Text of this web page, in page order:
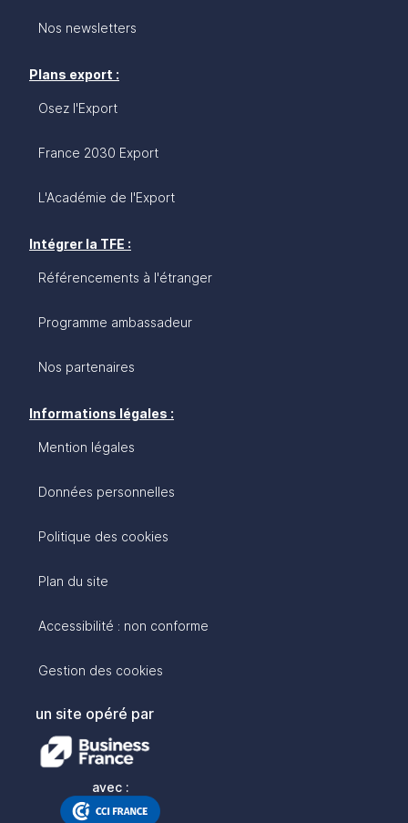
Nos newsletters
Plans export :
Osez l'Export
France 2030 Export
L'Académie de l'Export
Intégrer la TFE :
Référencements à l'étranger
Programme ambassadeur
Nos partenaires
Informations légales :
Mention légales
Données personnelles
Politique des cookies
Plan du site
Accessibilité : non conforme
Gestion des cookies
un site opéré par
avec :